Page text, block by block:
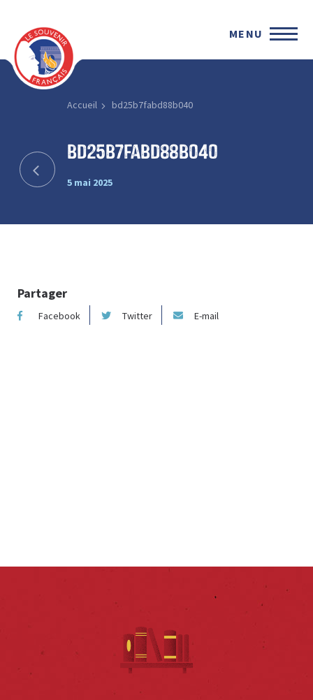
MENU
Accueil bd25b7fabd88b040
bd25b7fabd88b040
5 mai 2025
Partager
Facebook Twitter E-mail